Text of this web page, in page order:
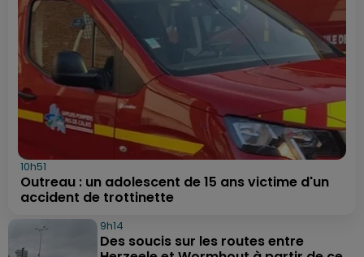
10h51
Outreau : un adolescent de 15 ans victime d'un
accident de trottinette
9h14
Des soucis sur les routes entre